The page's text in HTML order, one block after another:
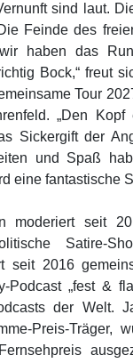
sind laut.
Feinde des
haben das
Bock,“ freut
Tour
„Den
Sickergift der
und Spaß
eine fantastische
moderiert seit
Satire-
seit 2016
Podcast „fest &
der Welt.
Preis-Träger,